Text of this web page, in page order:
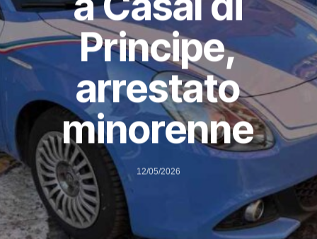
Principe,
arrestato
minorenne
12/05/2026